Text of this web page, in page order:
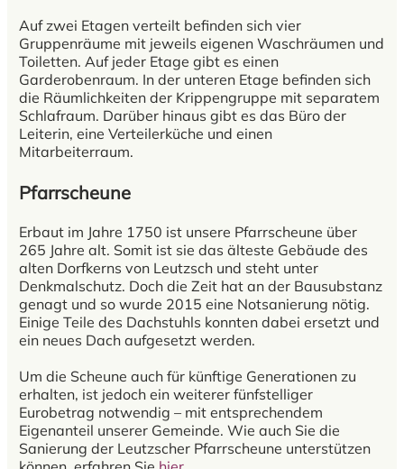
Auf zwei Etagen verteilt befinden sich vier
Gruppenräume mit jeweils eigenen Waschräumen und
Toiletten. Auf jeder Etage gibt es einen
Garderobenraum. In der unteren Etage befinden sich
die Räumlichkeiten der Krippengruppe mit separatem
Schlafraum. Darüber hinaus gibt es das Büro der
Leiterin, eine Verteilerküche und einen
Mitarbeiterraum.
Pfarrscheune
Erbaut im Jahre 1750 ist unsere Pfarrscheune über
265 Jahre alt. Somit ist sie das älteste Gebäude des
alten Dorfkerns von Leutzsch und steht unter
Denkmalschutz. Doch die Zeit hat an der Bausubstanz
genagt und so wurde 2015 eine Notsanierung nötig.
Einige Teile des Dachstuhls konnten dabei ersetzt und
ein neues Dach aufgesetzt werden.
Um die Scheune auch für künftige Generationen zu
erhalten, ist jedoch ein weiterer fünfstelliger
Eurobetrag notwendig – mit entsprechendem
Eigenanteil unserer Gemeinde. Wie auch Sie die
Sanierung der Leutzscher Pfarrscheune unterstützen